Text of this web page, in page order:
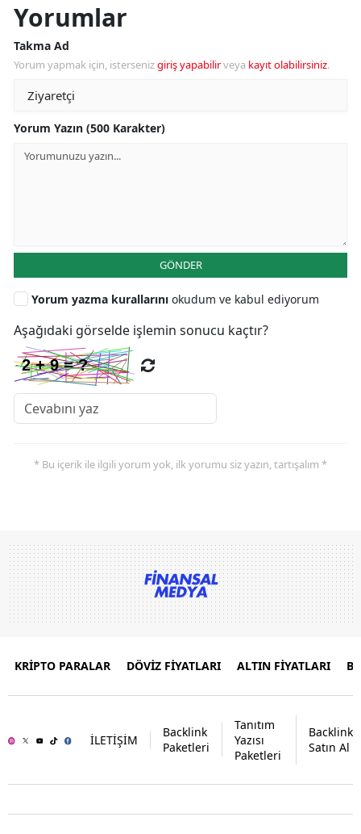
Yorumlar
Takma Ad
Yorum yapmak için, istersenizgiriş yapabilirveya kayıt olabilirsiniz.
Yorum Yazın (500 Karakter)
GÖNDER
Yorum yazma kurallarını okudum ve kabul ediyorum
Aşağıdaki görselde işlemin sonucu kaçtır?
* Bu içerik ile ilgili yorum yok, ilk yorumu siz yazın, tartışalım *
KRİPTO PARALAR DÖVİZ FİYATLARI ALTIN FİYATLARI
İLETİŞİM
Backlink
Paketleri
Tanıtım
Yazısı
Paketleri
Backlink
Satın Al